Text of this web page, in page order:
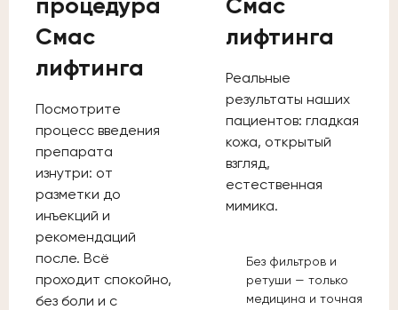
процедура
Смас
лифтинга
Посмотрите
процесс введения
препарата
изнутри: от
разметки до
инъекций и
рекомендаций
после. Всё
проходит спокойно,
без боли и с
Смас
лифтинга
Реальные
результаты наших
пациентов: гладкая
кожа, открытый
взгляд,
естественная
мимика.
Без фильтров и
ретуши — только
медицина и точная